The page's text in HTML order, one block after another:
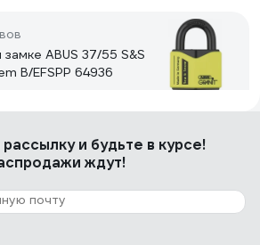
(сбоку кнопка для открытия) -
открывать замок одной рукой.
вид. ABUS 37/55 S&S
B/EFSPP 64936
рассылкуи будьте в курсе!
ждут!